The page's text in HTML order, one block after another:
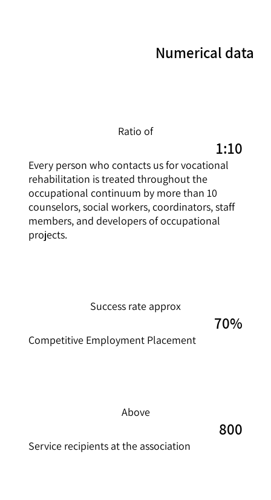
Numerical data
Ratio of
1:10
Every person who contacts us for vocational
rehabilitation is treated throughout the
occupational continuum by more than 10
counselors, social workers, coordinators, staff
members, and developers of occupational
projects.
Success rate approx
70%
Competitive Employment Placement
Above
800
Service recipients at the association